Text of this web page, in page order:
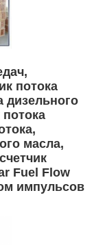
потока
дизельного
масла,
Fuel Flow
импульсов